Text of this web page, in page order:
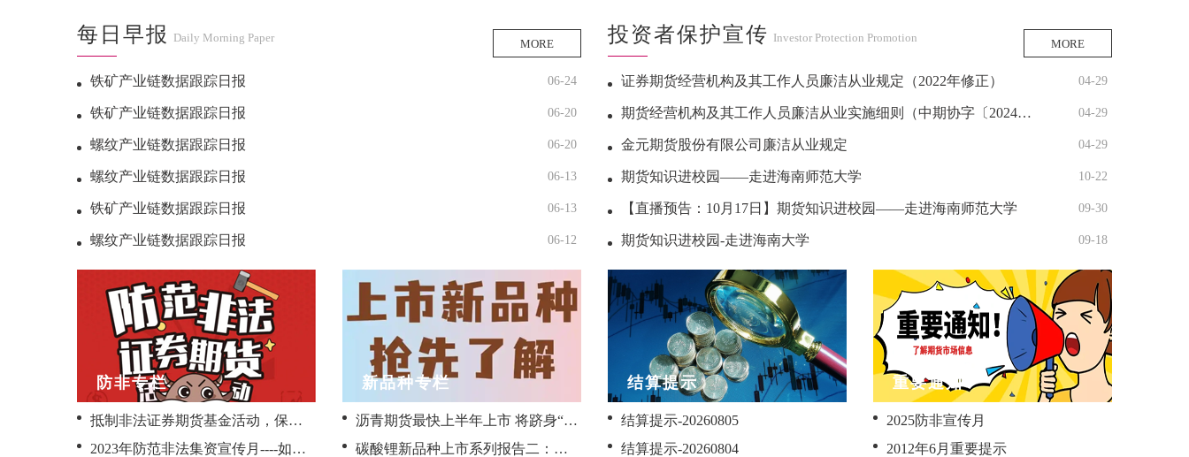
每日早报 Daily Morning Paper MORE
铁矿产业链数据跟踪日报 06-24
铁矿产业链数据跟踪日报 06-20
螺纹产业链数据跟踪日报 06-20
螺纹产业链数据跟踪日报 06-13
铁矿产业链数据跟踪日报 06-13
螺纹产业链数据跟踪日报 06-12
投资者保护宣传 Investor Protection Promotion MORE
证券期货经营机构及其工作人员廉洁从业规定（2022年修正） 04-29
期货经营机构及其工作人员廉洁从业实施细则（中期协字〔2024〕132号） 04-29
金元期货股份有限公司廉洁从业规定 04-29
期货知识进校园——走进海南师范大学 10-22
【直播预告：10月17日】期货知识进校园——走进海南师范大学 09-30
期货知识进校园-走进海南大学 09-18
防非专栏
抵制非法证券期货基金活动，保护投资者合法权益<br>——2024年全国防范非法证券期货基金宣传月活动
2023年防范非法集资宣传月----如何应对及辨识非法期货交易
新品种专栏
沥青期货最快上半年上市 将跻身“小合约”行列
碳酸锂新品种上市系列报告二：碳酸锂供需情况介绍--金元期货
结算提示
结算提示-20260805
结算提示-20260804
重要通知
2025防非宣传月
2012年6月重要提示